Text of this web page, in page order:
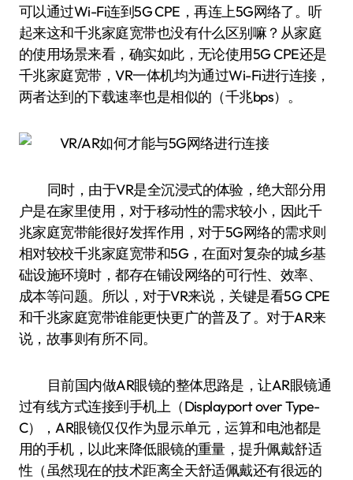
可以通过Wi-Fi连到5G CPE，再连上5G网络了。听
起来这和千兆家庭宽带也没有什么区别嘛？从家庭
的使用场景来看，确实如此，无论使用5G CPE还是
千兆家庭宽带，VR一体机均为通过Wi-Fi进行连接，
两者达到的下载速率也是相似的（千兆bps）。
同时，由于VR是全沉浸式的体验，绝大部分用
户是在家里使用，对于移动性的需求较小，因此千
兆家庭宽带能很好发挥作用，对于5G网络的需求则
相对较校千兆家庭宽带和5G，在面对复杂的城乡基
础设施环境时，都存在铺设网络的可行性、效率、
成本等问题。所以，对于VR来说，关键是看5G CPE
和千兆家庭宽带谁能更快更广的普及了。对于AR来
说，故事则有所不同。
目前国内做AR眼镜的整体思路是，让AR眼镜通
过有线方式连接到手机上（Displayport over Type-
C），AR眼镜仅仅作为显示单元，运算和电池都是
用的手机，以此来降低眼镜的重量，提升佩戴舒适
性（虽然现在的技术距离全天舒适佩戴还有很远的